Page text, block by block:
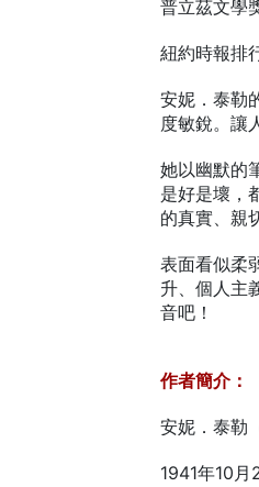
普立茲文學
紐約時報排
安妮．泰勒
度敏銳。讓
她以幽默的
是好是壞，
的真實、親
表面看似柔
升、個人主
音吧！
作者簡介：
安妮．泰勒
1941年10